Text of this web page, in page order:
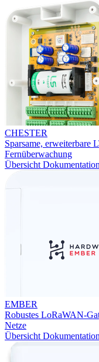
CHESTER
Sparsame,
Fernüberwachung
Übersicht Dokumentation
EMBER
Robustes LoRaWAN-
Netze
Übersicht Dokumentation